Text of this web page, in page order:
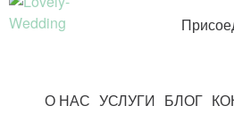
О НАС УСЛУГИ БЛОГ